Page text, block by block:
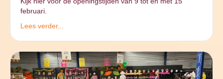
februari.
Lees verder...